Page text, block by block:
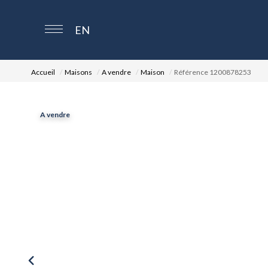
EN
Accueil Maisons A vendre Maison Référence 1200878253
A vendre